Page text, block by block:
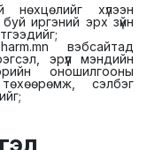
хүлээн
иргэний эрх зүйн
вэбсайтад
эрүүл мэндийн
оношилгооны
сэлбэг